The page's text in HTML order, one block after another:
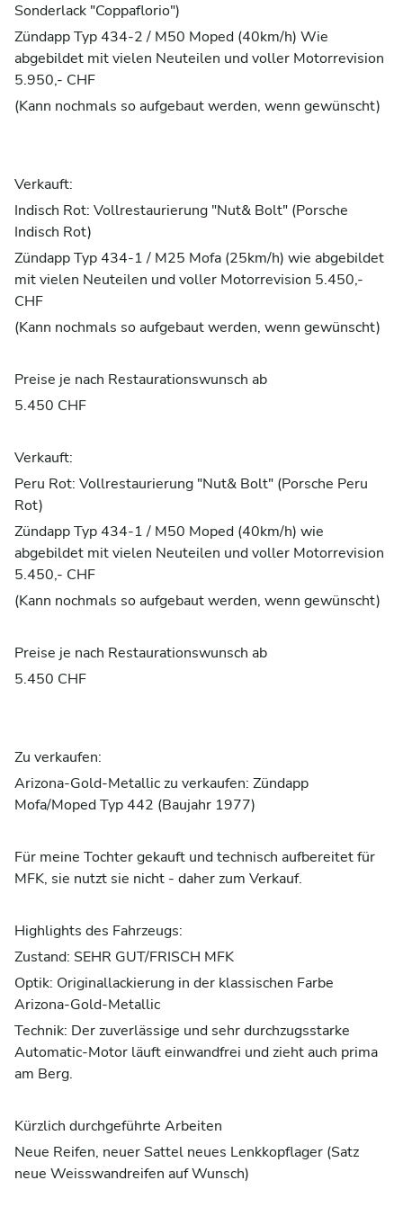
Sonderlack "Coppaflorio")
Zündapp Typ 434-2 / M50 Moped (40km/h) Wie
abgebildet mit vielen Neuteilen und voller Motorrevision
5.950,- CHF
(Kann nochmals so aufgebaut werden, wenn gewünscht)
Verkauft:
Indisch Rot: Vollrestaurierung "Nut& Bolt" (Porsche
Indisch Rot)
Zündapp Typ 434-1 / M25 Mofa (25km/h) wie abgebildet
mit vielen Neuteilen und voller Motorrevision 5.450,-
CHF
(Kann nochmals so aufgebaut werden, wenn gewünscht)
Preise je nach Restaurationswunsch ab
5.450 CHF
Verkauft:
Peru Rot: Vollrestaurierung "Nut& Bolt" (Porsche Peru
Rot)
Zündapp Typ 434-1 / M50 Moped (40km/h) wie
abgebildet mit vielen Neuteilen und voller Motorrevision
5.450,- CHF
(Kann nochmals so aufgebaut werden, wenn gewünscht)
Preise je nach Restaurationswunsch ab
5.450 CHF
Zu verkaufen:
Arizona-Gold-Metallic zu verkaufen: Zündapp
Mofa/Moped Typ 442 (Baujahr 1977)
Für meine Tochter gekauft und technisch aufbereitet für
MFK, sie nutzt sie nicht - daher zum Verkauf.
Highlights des Fahrzeugs:
Zustand: SEHR GUT/FRISCH MFK
Optik: Originallackierung in der klassischen Farbe
Arizona-Gold-Metallic
Technik: Der zuverlässige und sehr durchzugsstarke
Automatic-Motor läuft einwandfrei und zieht auch prima
am Berg.
Kürzlich durchgeführte Arbeiten
Neue Reifen, neuer Sattel neues Lenkkopflager (Satz
neue Weisswandreifen auf Wunsch)